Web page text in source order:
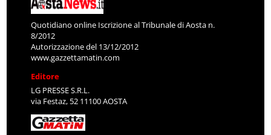
Quotidiano online Iscrizione al Tribunale di Aosta n.
8/2012
Autorizzazione del 13/12/2012
www.gazzettamatin.com
Editore
LG PRESSE S.R.L.
via Festaz, 52 11100 AOSTA